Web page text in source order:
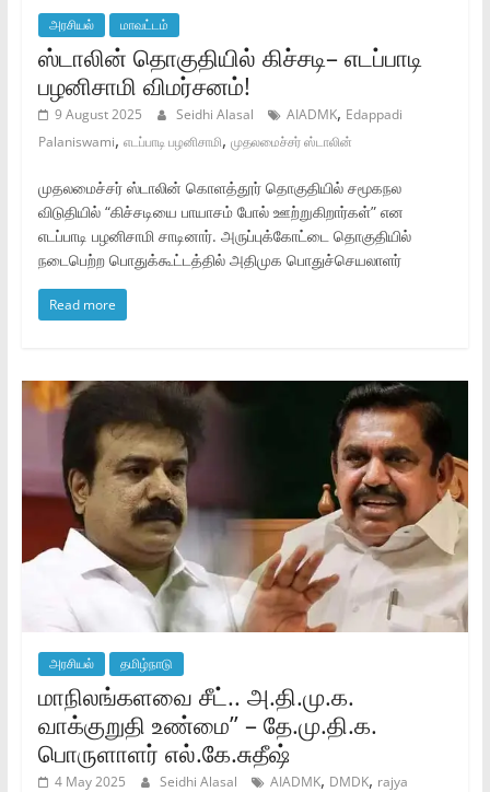
அரசியல் மாவட்டம்
ஸ்டாலின் தொகுதியில் கிச்சடி– எடப்பாடி
பழனிசாமி விமர்சனம்!
9 August 2025 Seidhi Alasal AIADMK, Edappadi
Palaniswami, எடப்பாடி பழனிசாமி, முதலமைச்சர் ஸ்டாலின்
முதலமைச்சர் ஸ்டாலின் கொளத்தூர் தொகுதியில் சமூகநல
விடுதியில் “கிச்சடியை பாயாசம் போல் ஊற்றுகிறார்கள்” என
எடப்பாடி பழனிசாமி சாடினார். அருப்புக்கோட்டை தொகுதியில்
நடைபெற்ற பொதுக்கூட்டத்தில் அதிமுக பொதுச்செயலாளர்
Read more
அரசியல் தமிழ்நாடு
மாநிலங்களவை சீட்.. அ.தி.மு.க.
வாக்குறுதி உண்மை” – தே.மு.தி.க.
பொருளாளர் எல்.கே.சுதீஷ்
4 May 2025 Seidhi Alasal AIADMK, DMDK, rajya